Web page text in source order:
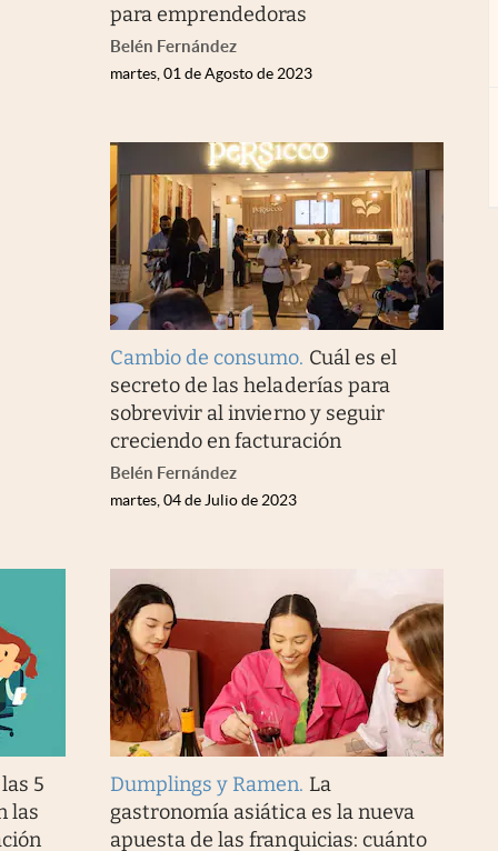
para emprendedoras
Belén Fernández
martes, 01 de Agosto de 2023
Cambio de consumo. Cuál es el
secreto de las heladerías para
sobrevivir al invierno y seguir
creciendo en facturación
Belén Fernández
martes, 04 de Julio de 2023
5
las
Dumplings y Ramen. La
gastronomía asiática es la nueva
apuesta de las franquicias: cuánto